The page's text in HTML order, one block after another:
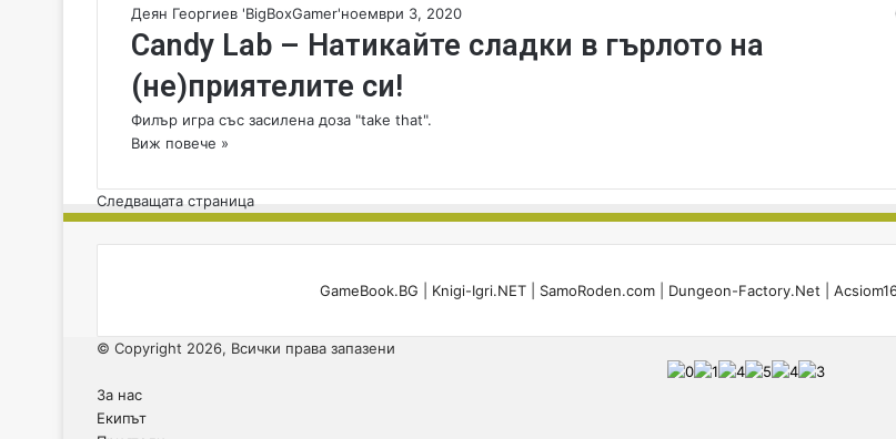
Деян Георгиев 'BigBoxGamer'ноември 3, 2020
Candy Lab – Натикайте сладки в гърлото на
(не)приятелите си!
Филър игра със засилена доза "take that".
Виж повече »
Следващата страница
GameBook.BG Knigi-Igri.NET| SamoRoden.com| Dungeon-Factory.Net
© Copyright 2026, Всички права запазени
За нас
Екипът